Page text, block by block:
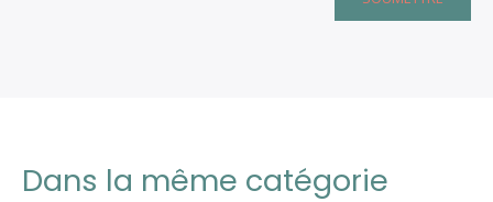
Dans la même catégorie